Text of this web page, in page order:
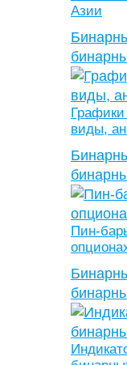
Азии
виды,
Пин-